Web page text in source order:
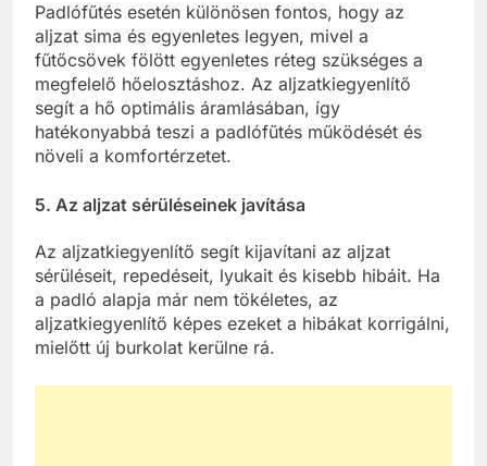
Padlófűtés esetén különösen fontos, hogy az
aljzat sima és egyenletes legyen, mivel a
fűtőcsövek fölött egyenletes réteg szükséges a
megfelelő hőelosztáshoz. Az aljzatkiegyenlítő
segít a hő optimális áramlásában, így
hatékonyabbá teszi a padlófűtés működését és
növeli a komfortérzetet.
5. Az aljzat sérüléseinek javítása
Az aljzatkiegyenlítő segít kijavítani az aljzat
sérüléseit, repedéseit, lyukait és kisebb hibáit. Ha
a padló alapja már nem tökéletes, az
aljzatkiegyenlítő képes ezeket a hibákat korrigálni,
mielőtt új burkolat kerülne rá.